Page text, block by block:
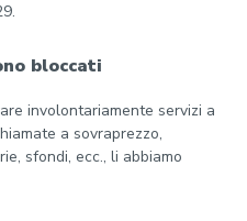
bloccati
involontariamente servizi a
a sovraprezzo,
sfondi, ecc., li abbiamo